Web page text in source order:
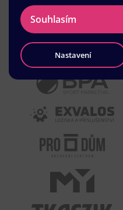
Souhlasím
Nastavení